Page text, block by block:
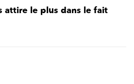
attire le plus dans le fait